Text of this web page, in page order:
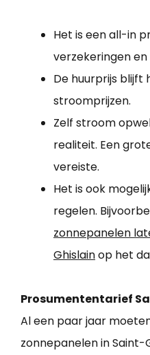
Het is een all-in
verzekeringen en
De huurprijs blijft
stroomprijzen.
Zelf stroom
realiteit. Een
vereiste.
Het is ook
regelen.
zonnepanelen
Ghislainop het
Prosumententarief
Al een paar jaar
zonnepanelen in